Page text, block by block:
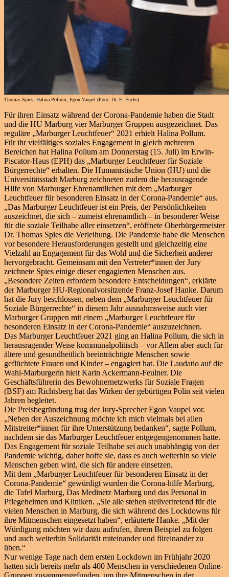
Thomas Spies, Halina Pollum, Egon Vaupel (Foto: Dr. E. Fuchs)
Für ihren Einsatz während der Corona-Pandemie haben die Stadt
und die HU Marburg vier Marburger Gruppen ausgezeichnet. Das
reguläre „Marburger Leuchtfeuer“ 2021 erhielt Halina Pollum.
Für ihr vielfältiges soziales Engagement in gleich mehreren
Bereichen hat Halina Pollum am Donnerstag (15. Juli) im Erwin-
Piscator-Haus (EPH) das „Marburger Leuchtfeuer für Soziale
Bürgerrechte“ erhalten. Die Humanistische Union (HU) und die
Universitätsstadt Marburg zeichneten zudem die herausragende
Hilfe von Marburger Ehrenamtlichen mit dem „Marburger
Leuchtfeuer für besonderen Einsatz in der Corona-Pandemie“ aus.
„Das Marburger Leuchtfeuer ist ein Preis, der Persönlichkeiten
auszeichnet, die sich – zumeist ehrenamtlich – in besonderer Weise
für die soziale Teilhabe aller einsetzen“, eröffnete Oberbürgermeister
Dr. Thomas Spies die Verleihung. Die Pandemie habe die Menschen
vor besondere Herausforderungen gestellt und gleichzeitig eine
Vielzahl an Engagement für das Wohl und die Sicherheit anderer
hervorgebracht. Gemeinsam mit den Vertreter*innen der Jury
zeichnete Spies einige dieser engagierten Menschen aus.
„Besondere Zeiten erfordern besondere Entscheidungen“, erklärte
der Marburger HU-Regionalvorsitzende Franz-Josef Hanke. Darum
hat die Jury beschlossen, neben dem „Marburger Leuchtfeuer für
Soziale Bürgerrechte“ in diesem Jahr ausnahmsweise auch vier
Marburger Gruppen mit einem „Marburger Leuchtfeuer für
besonderen Einsatz in der Corona-Pandemie“ auszuzeichnen.
Das Marburger Leuchtfeuer 2021 ging an Halina Pollum, die sich in
herausragender Weise kommunalpolitisch – vor Allem aber auch für
ältere und gesundheitlich beeinträchtigte Menschen sowie
geflüchtete Frauen und Kinder – engagiert hat. Die Laudatio auf die
Wahl-Marburgerin hielt Karin Ackermann-Feulner. Die
Geschäftsführerin des Bewohnernetzwerks für Soziale Fragen
(BSF) am Richtsberg hat das Wirken der gebürtigen Polin seit vielen
Jahren begleitet.
Die Preisbegründung trug der Jury-Sprecher Egon Vaupel vor.
„Neben der Auszeichnung möchte ich mich vielmals bei allen
Mitstreiter*innen für ihre Unterstützung bedanken“, sagte Pollum,
nachdem sie das Marburger Leuchtfeuer entgegengenommen hatte.
Das Engagement für soziale Teilhabe sei auch unabhängig von der
Pandemie wichtig, daher hoffe sie, dass es auch weiterhin so viele
Menschen geben wird, die sich für andere einsetzen.
Mit dem „Marburger Leuchtfeuer für besonderen Einsatz in der
Corona-Pandemie“ gewürdigt wurden die Corona-hilfe Marburg,
die Tafel Marburg, Das Medinetz Marburg und das Personal in
Pflegeheimen und Kliniken. „Sie alle stehen stellvertretend für die
vielen Menschen in Marburg, die sich während des Lockdowns für
ihre Mitmenschen eingesetzt haben“, erläuterte Hanke. „Mit der
Würdigung möchten wir dazu aufrufen, ihrem Beispiel zu folgen
und auch weiterhin Solidarität miteinander und füreinander zu
üben.“
Nur wenige Tage nach dem ersten Lockdown im Frühjahr 2020
hatten sich bereits mehr als 400 Menschen in verschiedenen Online-
Gruppen zusammengefunden, um ihre Mitmenschen in der